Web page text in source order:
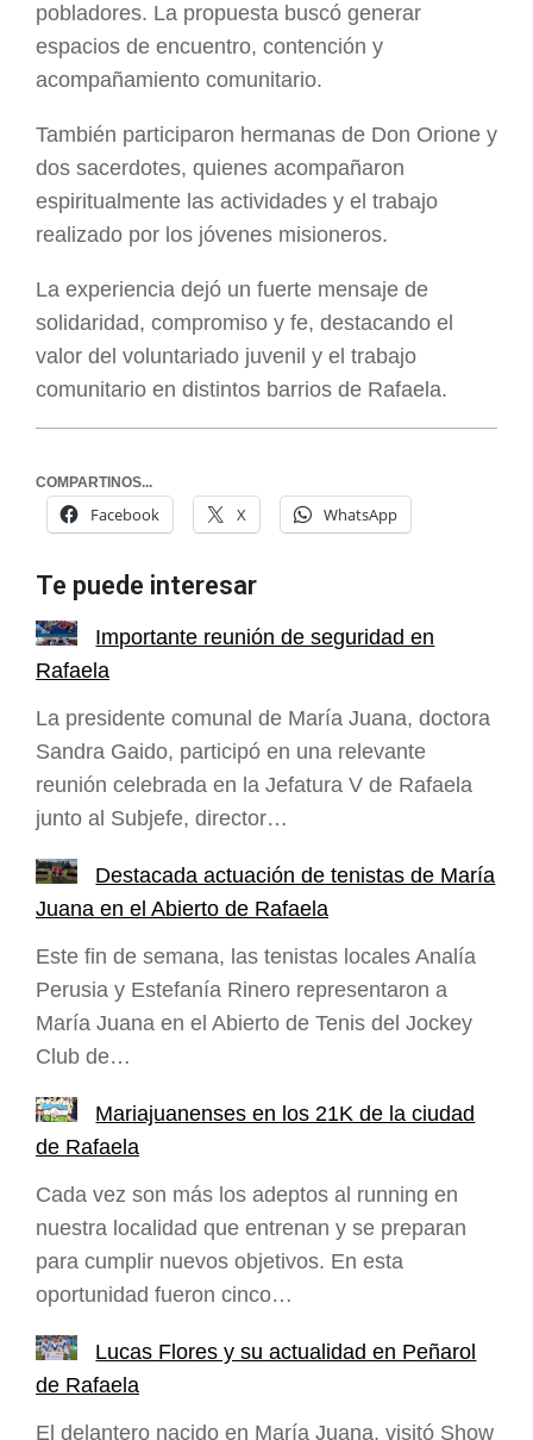
pobladores. La propuesta buscó generar
espacios de encuentro, contención y
acompañamiento comunitario.
También participaron hermanas de Don Orione y
dos sacerdotes, quienes acompañaron
espiritualmente las actividades y el trabajo
realizado por los jóvenes misioneros.
La experiencia dejó un fuerte mensaje de
solidaridad, compromiso y fe, destacando el
valor del voluntariado juvenil y el trabajo
comunitario en distintos barrios de Rafaela.
COMPARTINOS...
Facebook X WhatsApp
Te puede interesar
Importante reunión de seguridad en
Rafaela
La presidente comunal de María Juana, doctora
Sandra Gaido, participó en una relevante
reunión celebrada en la Jefatura V de Rafaela
junto al Subjefe, director…
Destacada actuación de tenistas de María
Juana en el Abierto de Rafaela
Este fin de semana, las tenistas locales Analía
Perusia y Estefanía Rinero representaron a
María Juana en el Abierto de Tenis del Jockey
Club de…
Mariajuanenses en los 21K de la ciudad
de Rafaela
Cada vez son más los adeptos al running en
nuestra localidad que entrenan y se preparan
para cumplir nuevos objetivos. En esta
oportunidad fueron cinco…
Lucas Flores y su actualidad en Peñarol
de Rafaela
El delantero nacido en María Juana, visitó Show